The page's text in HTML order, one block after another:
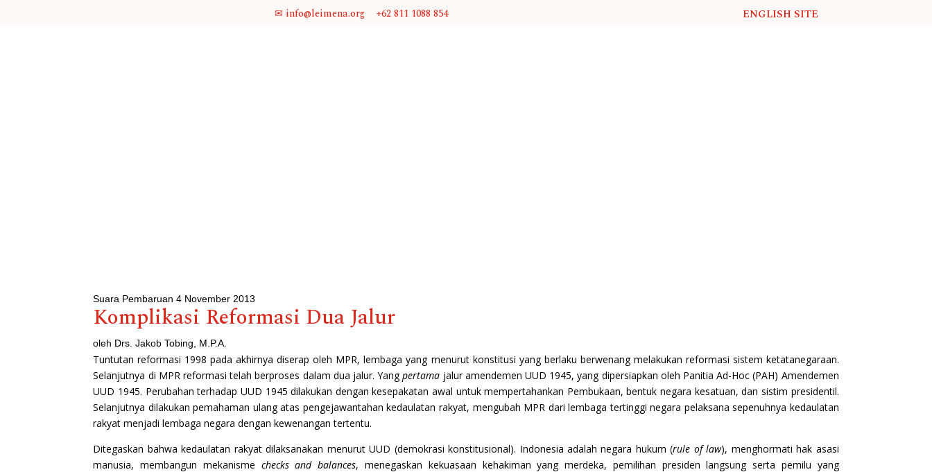
✉ info@leimena.org +62 811 1088 854 ENGLISH SITE
Suara Pembaruan 4 November 2013
Komplikasi Reformasi Dua Jalur
oleh Drs. Jakob Tobing, M.P.A.
Tuntutan reformasi 1998 pada akhirnya diserap oleh MPR, lembaga yang menurut konstitusi yang berlaku berwenang melakukan reformasi sistem ketatanegaraan.
Selanjutnya di MPR reformasi telah berproses dalam dua jalur. Yangpertama jalur amendemen UUD 1945, yang dipersiapkan oleh Panitia Ad-Hoc (PAH) Amendemen
UUD 1945. Perubahan terhadap UUD 1945 dilakukan dengan kesepakatan awal untuk mempertahankan Pembukaan, bentuk negara kesatuan, dan sistim presidentil.
Selanjutnya dilakukan pemahaman ulang atas pengejawantahan kedaulatan rakyat, mengubah MPR dari lembaga tertinggi negara pelaksana sepenuhnya kedaulatan
rakyat menjadi lembaga negara dengan kewenangan tertentu.
Ditegaskan bahwa kedaulatan rakyat dilaksanakan menurut UUD (demokrasi konstitusional). Indonesia adalah negara hukum (rule of law), menghormati hak asasi
manusia, membangun mekanisme checks and balances, menegaskan kekuasaan kehakiman yang merdeka, pemilihan presiden langsung serta pemilu yang